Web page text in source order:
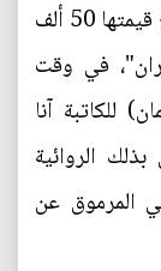
وحصلت توكارتشوك على الجائزة التي تبلغ قيمتها 50 ألف
في وقت
للكاتبة آنا
بوكر لعام 2018 لتنال بذلك الروائية
المرموق عن